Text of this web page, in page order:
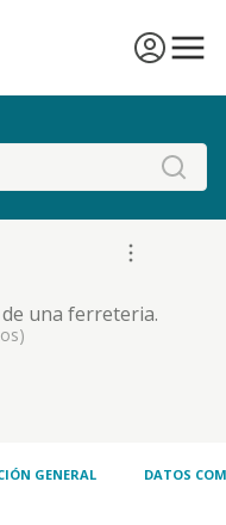
una ferreteria.
GENERAL DATOS